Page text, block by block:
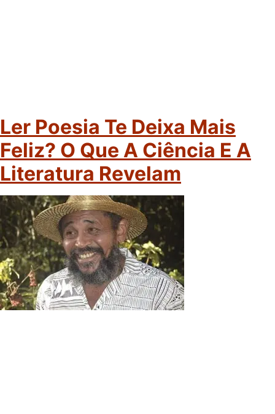
Ler Poesia Te Deixa Mais
Feliz? O Que A Ciência E A
Literatura Revelam